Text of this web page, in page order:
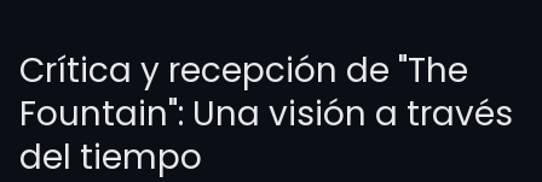
Crítica y recepción de "The
Fountain": Una visión a través
del tiempo